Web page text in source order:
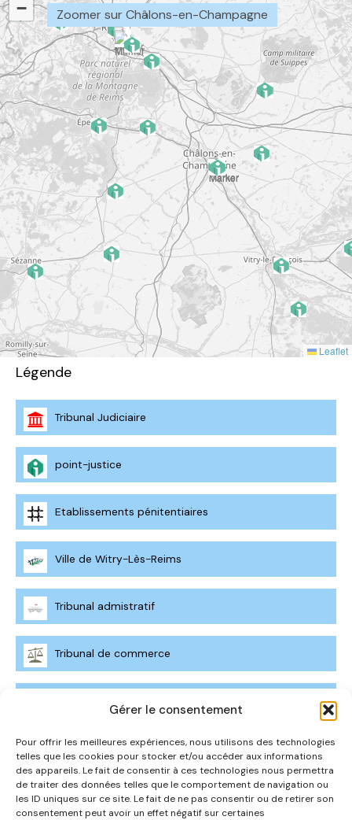
Gérer le consentement
Pour offrir les meilleures expériences, nous utilisons des technologies
telles que les cookies pour stocker et/ou accéder aux informations
des appareils. Le fait de consentir à ces technologies nous permettra
de traiter des données telles que le comportement de navigation ou
les ID uniques sur ce site. Le fait de ne pas consentir ou de retirer son
consentement peut avoir un effet négatif sur certaines
−
Leaflet
Zoomer sur Châlons-en-Champagne
Légende
Tribunal Judiciaire
point-justice
Etablissements pénitentiaires
Ville de Witry-Lès-Reims
Tribunal admistratif
Tribunal de commerce
Cours d'appel